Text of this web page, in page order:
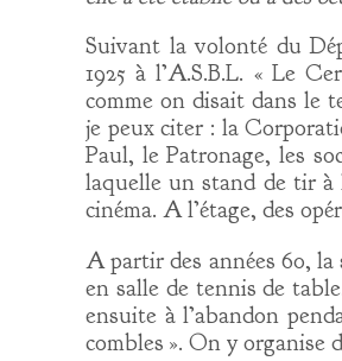
Suivant la volonté du
1925 à l’A.S.B.L. « Le
comme on disait dans le
je peux citer : la
Paul, le Patronage, les
laquelle un stand de tir à
cinéma. A l’étage, des
A partir des années 60,
en salle de tennis de
ensuite à l’abandon
combles ». On y organise